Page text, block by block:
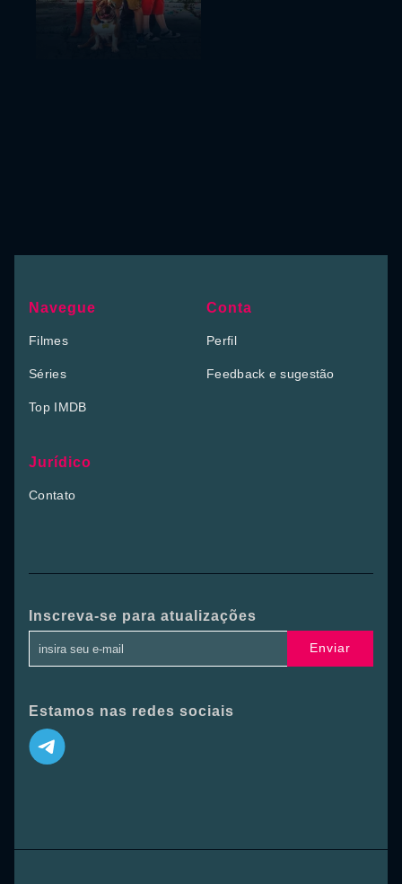
Navegue
Filmes
Séries
Top IMDB
Conta
Perfil
Feedback e sugestão
Jurídico
Contato
Inscreva-se para atualizações
Enviar
Estamos nas redes sociais